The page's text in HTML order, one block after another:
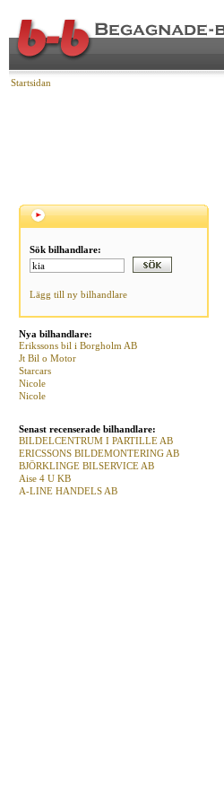
Startsidan
Sök bilhandlare:
Lägg till ny bilhandlare
Nya bilhandlare:
Erikssons bil i Borgholm AB
Jt Bil o Motor
Starcars
Nicole
Nicole
Senast recenserade bilhandlare:
BILDELCENTRUM I PARTILLE AB
ERICSSONS BILDEMONTERING AB
BJÖRKLINGE BILSERVICE AB
Aise 4 U KB
A-LINE HANDELS AB